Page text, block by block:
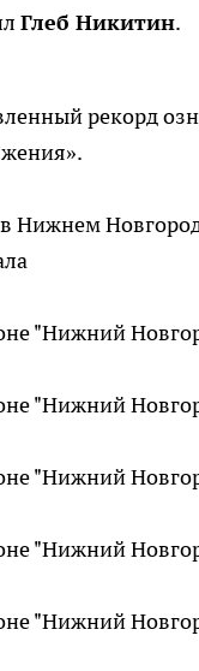
Глеб Никитин.
рекорд
Нижнем